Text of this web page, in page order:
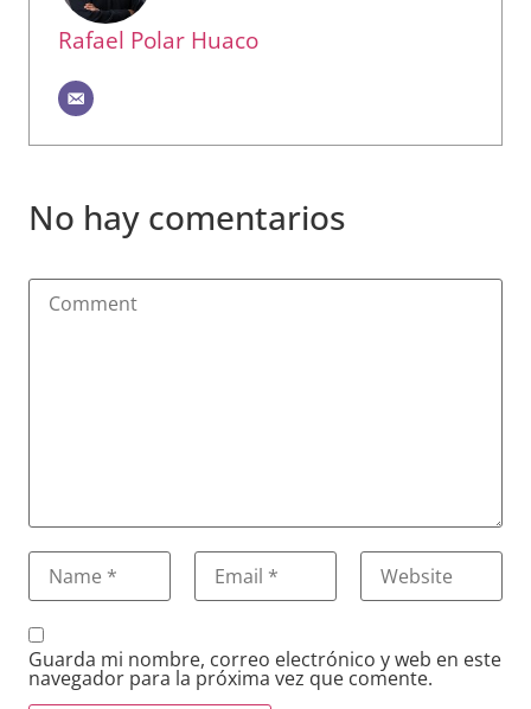
Rafael Polar Huaco
No hay comentarios
Guarda mi nombre, correo electrónico y web en este
navegador para la próxima vez que comente.